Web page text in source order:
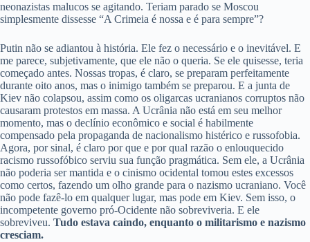
neonazistas malucos se agitando. Teriam parado se Moscou
simplesmente dissesse “A Crimeia é nossa e é para sempre”?
Putin não se adiantou à história. Ele fez o necessário e o inevitável. E
me parece, subjetivamente, que ele não o queria. Se ele quisesse, teria
começado antes. Nossas tropas, é claro, se preparam perfeitamente
durante oito anos, mas o inimigo também se preparou. E a junta de
Kiev não colapsou, assim como os oligarcas ucranianos corruptos não
causaram protestos em massa. A Ucrânia não está em seu melhor
momento, mas o declínio econômico e social é habilmente
compensado pela propaganda de nacionalismo histérico e russofobia.
Agora, por sinal, é claro por que e por qual razão o enlouquecido
racismo russofóbico serviu sua função pragmática. Sem ele, a Ucrânia
não poderia ser mantida e o cinismo ocidental tomou estes excessos
como certos, fazendo um olho grande para o nazismo ucraniano. Você
não pode fazê-lo em qualquer lugar, mas pode em Kiev. Sem isso, o
incompetente governo pró-Ocidente não sobreviveria. E ele
sobreviveu. Tudo estava caindo, enquanto o militarismo e nazismo
cresciam.